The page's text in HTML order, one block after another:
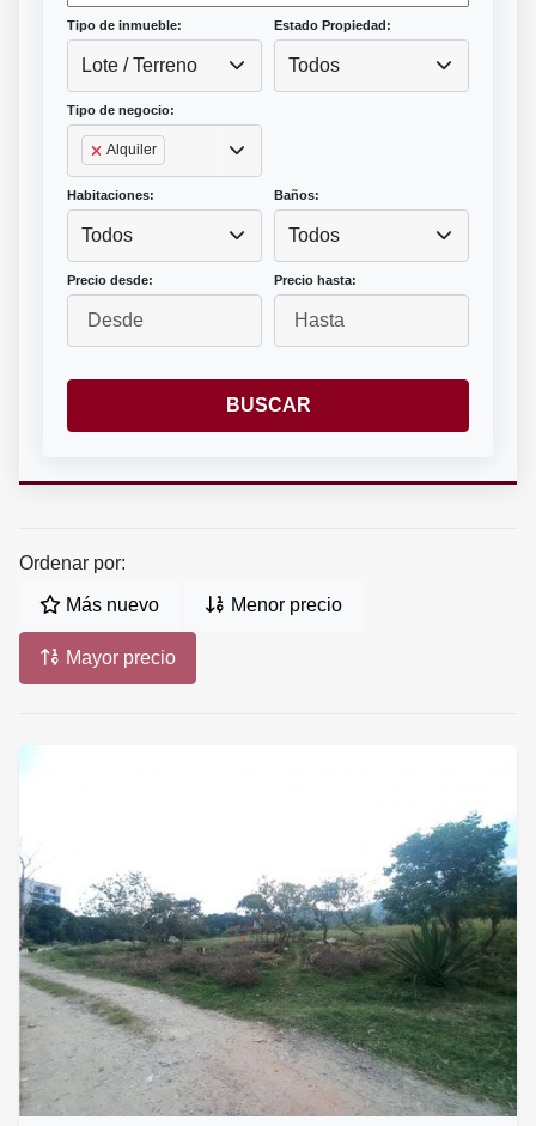
Tipo de inmueble:
Lote / Terreno
Estado Propiedad:
Todos
Tipo de negocio:
Alquiler
Habitaciones:
Todos
Baños:
Todos
Precio desde: Precio hasta:
BUSCAR
Ordenar por:
Más nuevo Menor precio
Mayor precio